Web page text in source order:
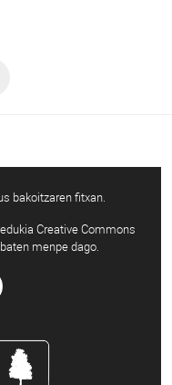
bakoitzaren fitxan.
Creative Commons
menpe dago.